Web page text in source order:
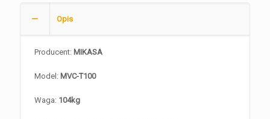
Opis
Producent: MIKASA
Model: MVC-T100
Waga: 104kg